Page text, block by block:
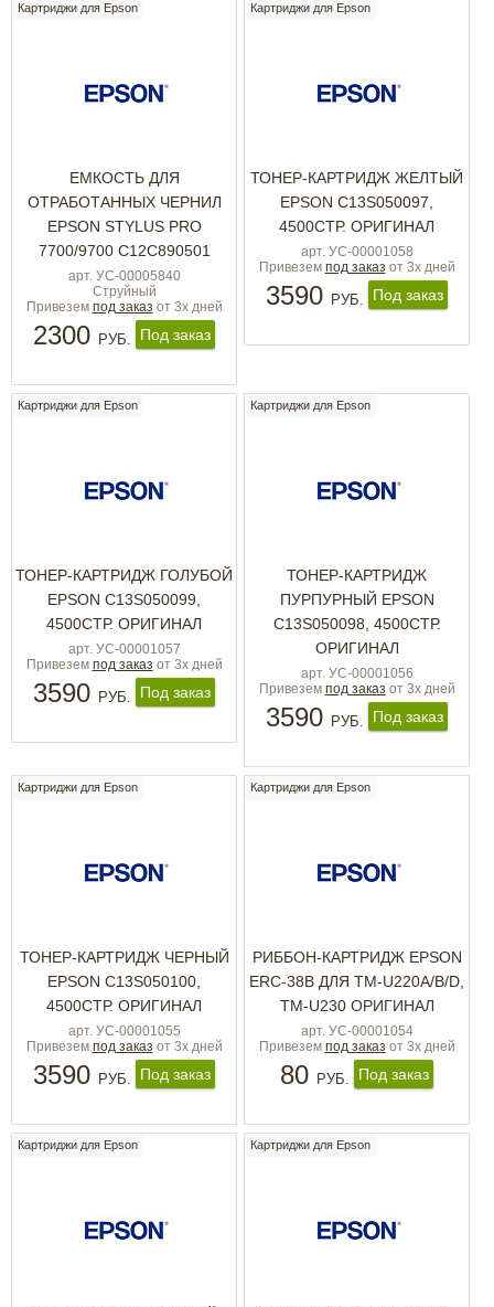
Картриджи для Epson
ЕМКОСТЬ ДЛЯ
ОТРАБОТАННЫХ ЧЕРНИЛ
EPSON STYLUS PRO
7700/9700 C12C890501
арт. УС-00005840
Струйный
Привезем под заказ от 3х дней
2300 РУБ. Под заказ
Картриджи для Epson
ТОНЕР-КАРТРИДЖ ЖЕЛТЫЙ
EPSON C13S050097,
4500СТР. ОРИГИНАЛ
арт. УС-00001058
Привезем под заказ от 3х дней
3590 РУБ. Под заказ
Картриджи для Epson
ТОНЕР-КАРТРИДЖ ГОЛУБОЙ
EPSON C13S050099,
4500СТР. ОРИГИНАЛ
арт. УС-00001057
Привезем под заказ от 3х дней
3590 РУБ. Под заказ
Картриджи для Epson
ТОНЕР-КАРТРИДЖ
ПУРПУРНЫЙ EPSON
C13S050098, 4500СТР.
ОРИГИНАЛ
арт. УС-00001056
Привезем под заказ от 3х дней
3590 РУБ. Под заказ
Картриджи для Epson
ТОНЕР-КАРТРИДЖ ЧЕРНЫЙ
EPSON C13S050100,
4500СТР. ОРИГИНАЛ
арт. УС-00001055
Привезем под заказ от 3х дней
3590 РУБ. Под заказ
Картриджи для Epson
РИББОН-КАРТРИДЖ EPSON
ERC-38B ДЛЯ TM-U220A/B/D,
TM-U230 ОРИГИНАЛ
арт. УС-00001054
Привезем под заказ от 3х дней
80 РУБ. Под заказ
Картриджи для Epson Картриджи для Epson